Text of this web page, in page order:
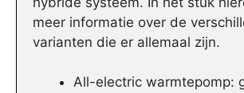
meer informatie over de
varianten die er allemaal zijn.
All-electric warmtepomp: